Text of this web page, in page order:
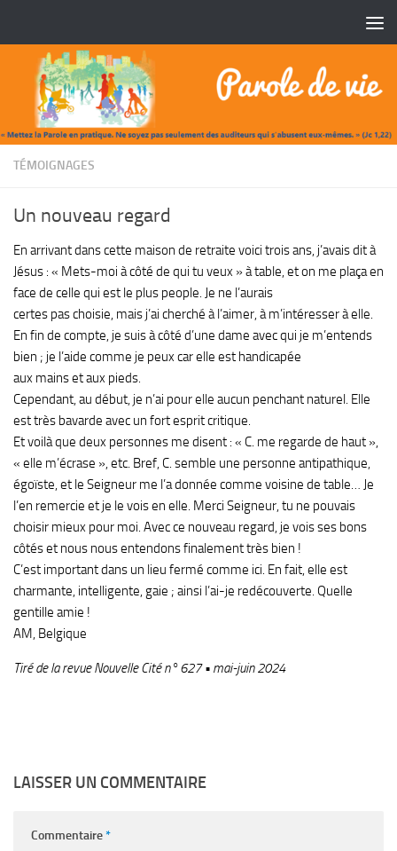
TÉMOIGNAGES
Un nouveau regard
En arrivant dans cette maison de retraite voici trois ans, j’avais dit à
Jésus : « Mets-moi à côté de qui tu veux » à table, et on me plaça en
face de celle qui est le plus people. Je ne l’aurais
certes pas choisie, mais j’ai cherché à l’aimer, à m’intéresser à elle.
En fin de compte, je suis à côté d’une dame avec qui je m’entends
bien ; je l’aide comme je peux car elle est handicapée
aux mains et aux pieds.
Cependant, au début, je n’ai pour elle aucun penchant naturel. Elle
est très bavarde avec un fort esprit critique.
Et voilà que deux personnes me disent : « C. me regarde de haut »,
« elle m’écrase », etc. Bref, C. semble une personne antipathique,
égoïste, et le Seigneur me l’a donnée comme voisine de table… Je
l’en remercie et je le vois en elle. Merci Seigneur, tu ne pouvais
choisir mieux pour moi. Avec ce nouveau regard, je vois ses bons
côtés et nous nous entendons finalement très bien !
C’est important dans un lieu fermé comme ici. En fait, elle est
charmante, intelligente, gaie ; ainsi l’ai-je redécouverte. Quelle
gentille amie !
AM, Belgique
Tiré de la revue Nouvelle Cité n° 627 • mai-juin 2024
LAISSER UN COMMENTAIRE
Commentaire*